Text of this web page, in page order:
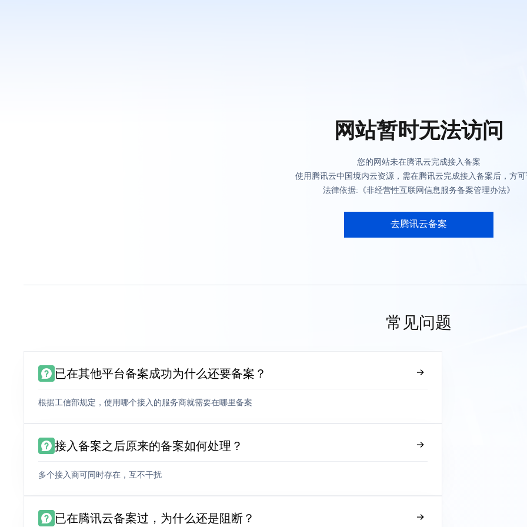
网站暂时无法访问
您的网站未在腾讯云完成接入备案
使用腾讯云中国境内云资源，需在腾讯云完成接入备案后，方
法律依据:《非经营性互联网信息服务备案管理办法》
去腾讯云备案
常见问题
已在其他平台备案成功为什么还要备案？
根据工信部规定，使用哪个接入的服务商就需要在哪里备案
接入备案之后原来的备案如何处理？
多个接入商可同时存在，互不干扰
已在腾讯云备案过，为什么还是阻断？